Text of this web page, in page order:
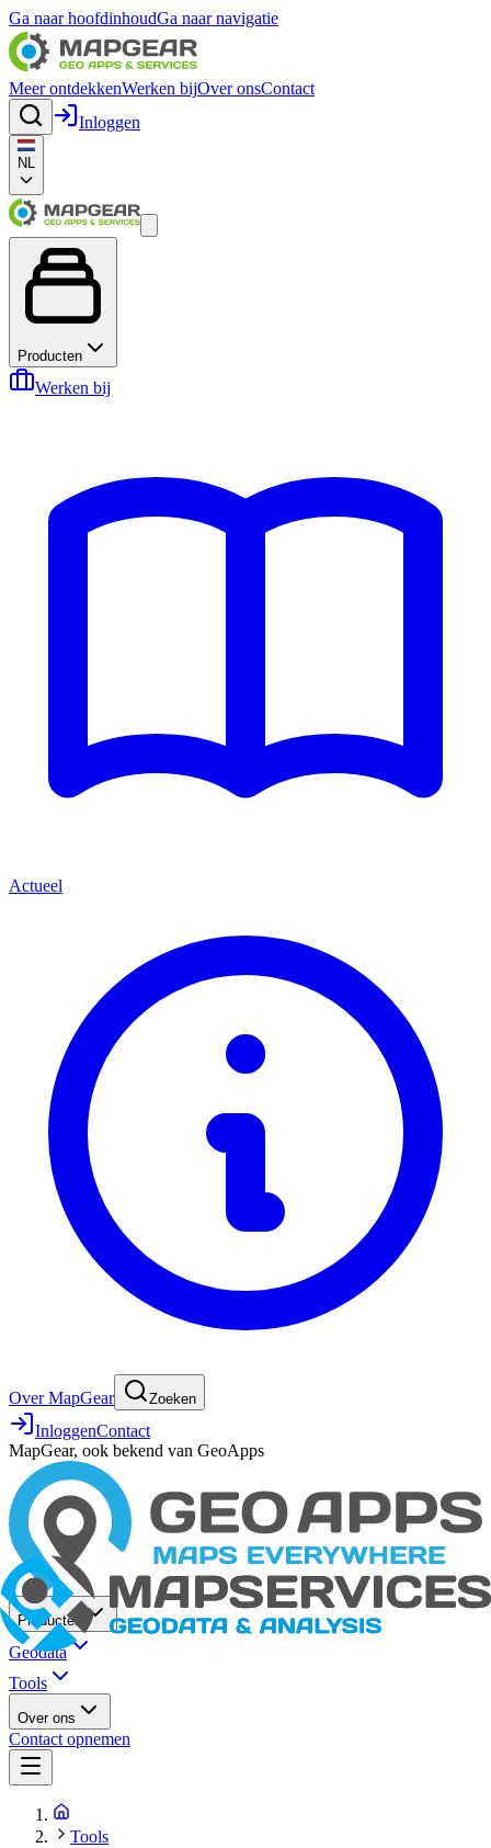
Ga naar hoofdinhoudGa naar navigatie
Meer ontdekkenWerken bijOver onsContact
Inloggen
NL
Producten
Werken bij
Actueel
Over MapGear Zoeken
InloggenContact
MapGear, ook bekend van GeoApps
Producten
Geodata
Tools
Over ons
Contact opnemen
Tools